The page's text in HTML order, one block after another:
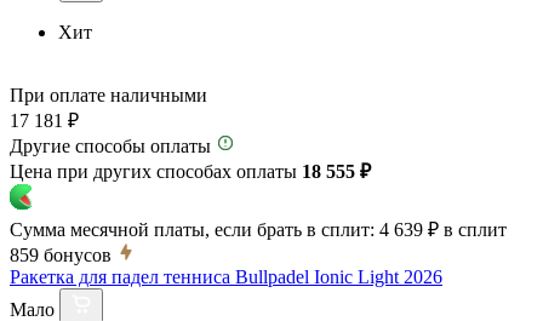
Хит
При оплате наличными
17 181 ₽
Другие способы оплаты
Цена при других способах оплаты 18 555 ₽
Сумма месячной платы, если брать в сплит: 4 639 ₽ в сплит
859 бонусов
Ракетка для падел тенниса Bullpadel Ionic Light 2026
Мало